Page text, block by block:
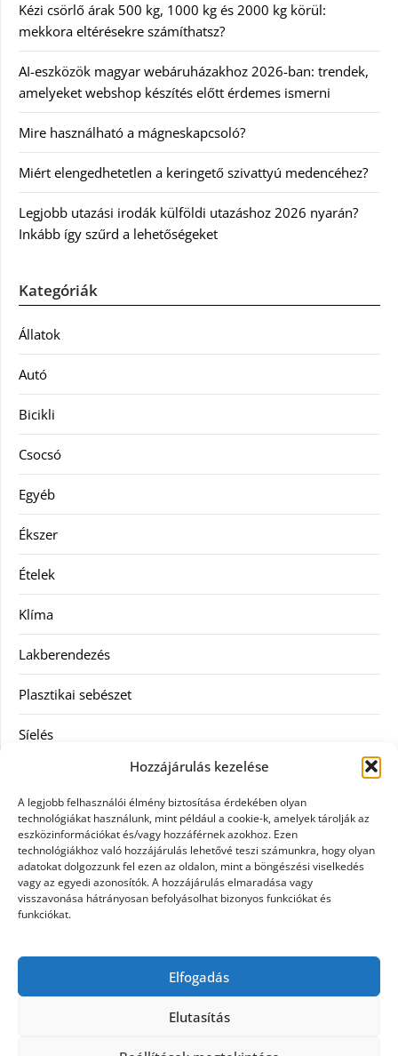
Hozzájárulás kezelése
A legjobb felhasználói élmény biztosítása érdekében olyan
technológiákat használunk, mint például a cookie-k, amelyek tárolják az
eszközinformációkat és/vagy hozzáférnek azokhoz. Ezen
technológiákhoz való hozzájárulás lehetővé teszi számunkra, hogy olyan
adatokat dolgozzunk fel ezen az oldalon, mint a böngészési viselkedés
vagy az egyedi azonosítók. A hozzájárulás elmaradása vagy
visszavonása hátrányosan befolyásolhat bizonyos funkciókat és
funkciókat.
Elfogadás
Elutasítás
Kézi csörlő árak 500 kg, 1000 kg és 2000 kg körül:
mekkora eltérésekre számíthatsz?
AI-eszközök magyar webáruházakhoz 2026-ban: trendek,
amelyeket webshop készítés előtt érdemes ismerni
Mire használható a mágneskapcsoló?
Miért elengedhetetlen a keringető szivattyú medencéhez?
Legjobb utazási irodák külföldi utazáshoz 2026 nyarán?
Inkább így szűrd a lehetőségeket
Kategóriák
Állatok
Autó
Bicikli
Csocsó
Egyéb
Ékszer
Ételek
Klíma
Lakberendezés
Plasztikai sebészet
Síelés
Táskák
Vásárlás
Webáruház
Casco biztosítás használt járműre